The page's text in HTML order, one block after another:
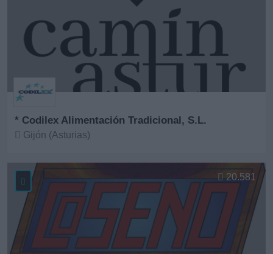
* Codilex Alimentación Tradicional, S.L.
Gijón (Asturias)
20.581